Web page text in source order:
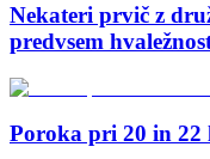
Nekateri prvič z
predvsem
Poroka pri 20 in 22